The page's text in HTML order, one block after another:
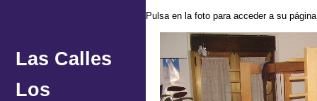
Las Calles
Los
Pulsa en la foto para acceder a su